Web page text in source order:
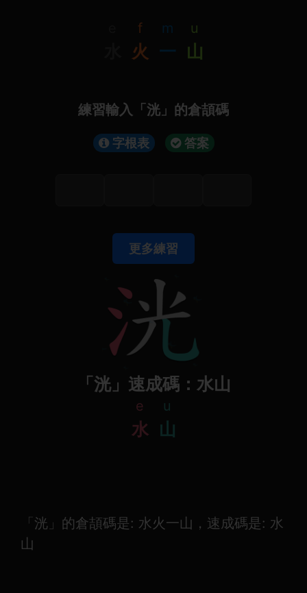
f
火
m
一
u
山
練習輸入「洸」的倉頡碼
字根表 答案
更多練習
「洸」速成碼：水山
e
水
u
山
「洸」的倉頡碼是: 水火一山，速成碼是: 水
山